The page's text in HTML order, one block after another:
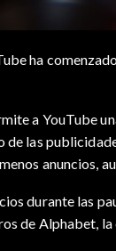
ha
a YouTube
las
anuncios,
durante las
de Alphabet,